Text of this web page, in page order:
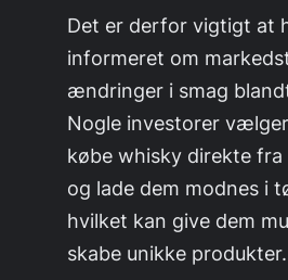
Det er derfor vigtigt at
informeret om
ændringer i smag
Nogle investorer
købe whisky direkte fra
og lade dem modnes i
hvilket kan give dem
skabe unikke produkter.